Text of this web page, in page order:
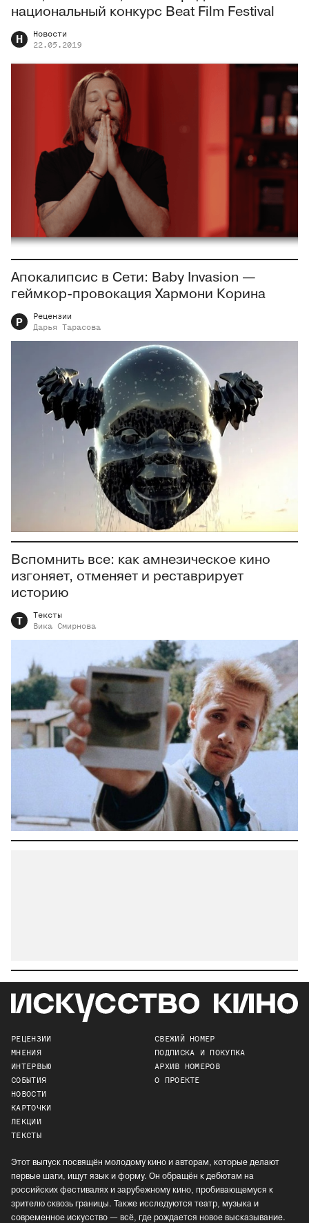
национальный конкурс Beat Film Festival
Н
Новости
22.05.2019
Апокалипсис в Сети: Baby Invasion —
геймкор-провокация Хармони Корина
Р
Рецензии
Дарья
Тарасова
Вспомнить все: как амнезическое кино
изгоняет, отменяет и реставрирует
историю
Т
Тексты
Вика
Смирнова
РЕЦЕНЗИИ
МНЕНИЯ
ИНТЕРВЬЮ
СОБЫТИЯ
НОВОСТИ
КАРТОЧКИ
ЛЕКЦИИ
ТЕКСТЫ
СВЕЖИЙ НОМЕР
ПОДПИСКА И ПОКУПКА
АРХИВ НОМЕРОВ
О ПРОЕКТЕ
Этот выпуск посвящён молодому кино и авторам, которые делают
первые шаги, ищут язык и форму. Он обращён к дебютам на
российских фестивалях и зарубежному кино, пробивающемуся к
зрителю сквозь границы. Также исследуются театр, музыка и
современное искусство — всё, где рождается новое высказывание.